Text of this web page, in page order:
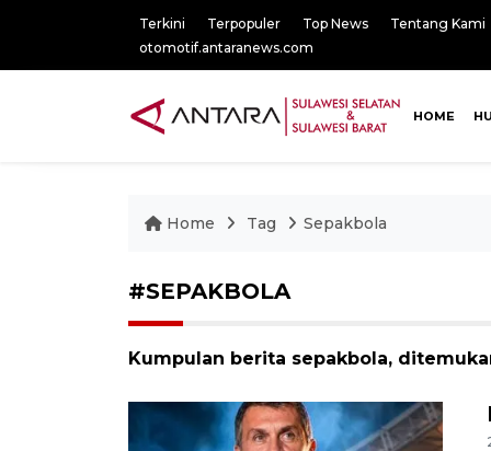
Terkini Terpopuler Top News
Tentang Kami
otomotif.antaranews.com
HOME
Home Tag Sepakbola
#SEPAKBOLA
Kumpulan berita sepakbola,